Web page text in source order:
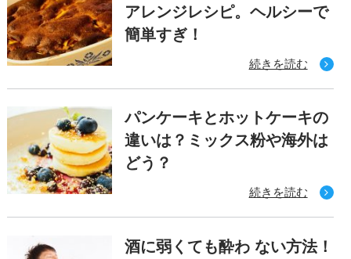
アレンジレシピ。ヘルシーで
簡単すぎ！
続きを読む
パンケーキとホットケーキの
違いは？ミックス粉や海外は
どう？
続きを読む
酒に弱くても酔わ ない方法！